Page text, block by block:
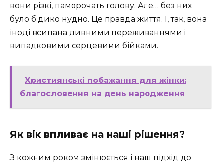
вони різкі, паморочать голову. Але… без них
було б дико нудно. Це правда життя. І, так, вона
іноді всипана дивними переживаннями і
випадковими серцевими бійками.
Християнські побажання для жінки:
благословення на день народження
Як вік впливає на наші рішення?
З кожним роком змінюється і наш підхід до